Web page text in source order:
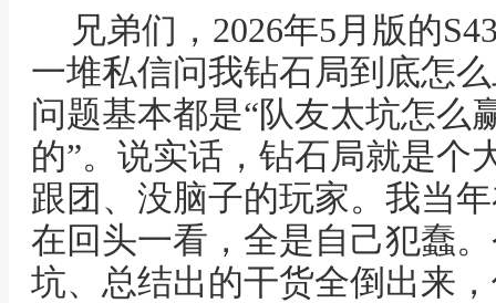
兄弟们，2026年5月版的
一堆私信问我钻石局到底怎
问题基本都是“队友太坑怎么
的”。说实话，钻石局就是个
跟团、没脑子的玩家。我当
在回头一看，全是自己犯蠢
坑、总结出的干货全倒出来